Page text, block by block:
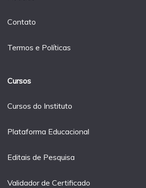
Contato
Termos e Políticas
Cursos
Cursos do Instituto
Plataforma Educacional
Editais de Pesquisa
Validador de Certificado